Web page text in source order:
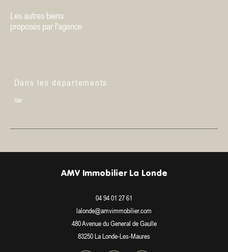
Les autres biens
proposés par l'agence
Dans les départements
Var
AMV Immobilier La Londe
04 94 01 27 61
lalonde@amvimmobilier.com
480 Avenue du General de Gaulle
83250 La Londe-Les-Maures